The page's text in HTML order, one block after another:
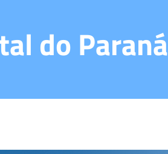
do Paraná